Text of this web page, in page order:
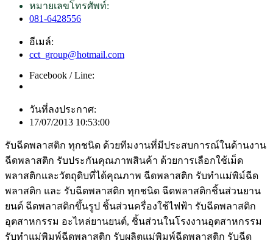
หมายเลขโทรศัพท์:
081-6428556
อีเมล์:
cct_group@hotmail.com
Facebook / Line:
วันที่ลงประกาศ:
17/07/2013 10:53:00
รับฉีดพลาสติก ทุกชนิด ด้วยทีมงานที่มีประสบการณ์ในด้านงาน
ฉีดพลาสติก รับประกันคุณภาพสินค้า ด้วยการเลือกใช้เม็ด
พลาสติกและวัตถุดิบที่ได้คุณภาพ ฉีดพลาสติก รับทำแม่พิม์ฉีด
พลาสติก และ รับฉีดพลาสติก ทุกชนิด ฉีดพลาสติกชิ้นส่วนยาน
ยนต์ ฉีดพลาสติกขึ้นรูป ชิ้นส่วนครื่องใช้ไฟฟ้า รับฉีดพลาสติก
อุตสาหกรรม อะไหล่ยานยนต์, ชิ้นส่วนในโรงงานอุตสาหกรรม
รับทำแม่พิมพ์ฉีดพลาสติก รับผลิตแม่พิมพ์ฉีดพลาสติก รับฉีด